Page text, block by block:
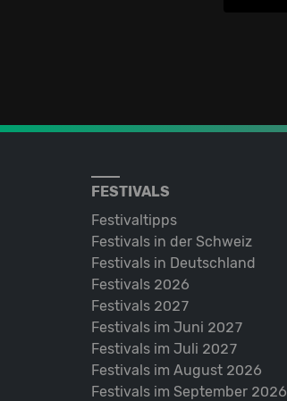
FESTIVALS
Festivaltipps
Festivals in der Schweiz
Festivals in Deutschland
Festivals 2026
Festivals 2027
Festivals im Juni 2027
Festivals im Juli 2027
Festivals im August 2026
Festivals im September 2026